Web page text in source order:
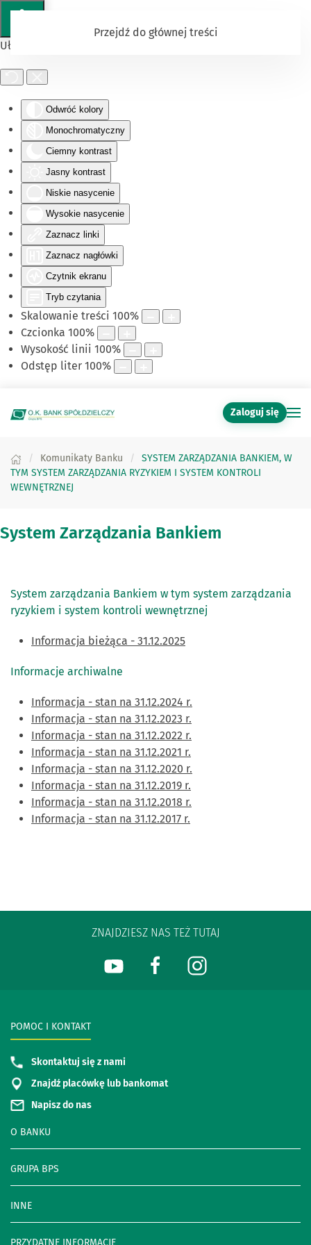
Ułatwienia dostępu
Odwróć kolory
Monochromatyczny
Ciemny kontrast
Jasny kontrast
Niskie nasycenie
Wysokie nasycenie
Zaznacz linki
Zaznacz nagłówki
Czytnik ekranu
Tryb czytania
Skalowanie treści 100%
Czcionka 100%
Wysokość linii 100%
Odstęp liter 100%
Przejdź do głównej treści
Zaloguj się
Komunikaty Banku
SYSTEM ZARZĄDZANIA BANKIEM, W
TYM SYSTEM ZARZĄDZANIA RYZYKIEM I SYSTEM KONTROLI
WEWNĘTRZNEJ
System Zarządzania Bankiem
System zarządzania Bankiem w tym system zarządzania
ryzykiem i system kontroli wewnętrznej
Informacja bieżąca - 31.12.2025
Informacje archiwalne
Informacja - stan na 31.12.2024 r.
Informacja - stan na 31.12.2023 r.
Informacja - stan na 31.12.2022 r.
Informacja - stan na 31.12.2021 r.
Informacja - stan na 31.12.2020 r.
Informacja - stan na 31.12.2019 r.
Informacja - stan na 31.12.2018 r.
Informacja - stan na 31.12.2017 r.
ZNAJDZIESZ NAS TEŻ TUTAJ
O BANKU
GRUPA BPS
INNE
POMOC I KONTAKT
Skontaktuj się z nami
Znajdź placówkę lub bankomat
Napisz do nas